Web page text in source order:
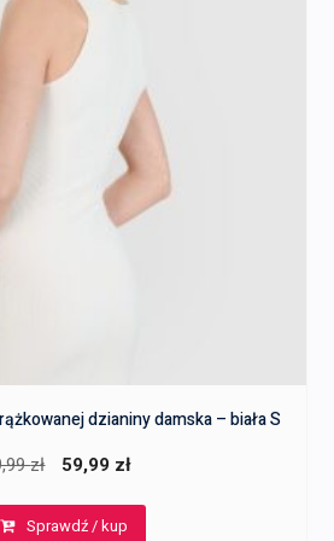
dzianiny damska – biała S
zł
Pierwotna
wynosiła:
59,99 zł
Sprawdź / kup